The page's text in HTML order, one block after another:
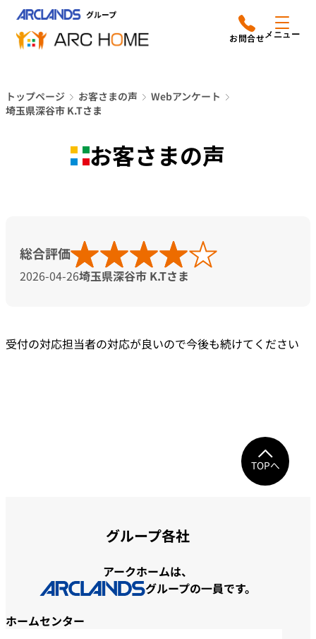
ッ
プ
アークホームについて
施工事例
オーナー向け会員サービス
よくあるご質問
メニュー
営業時間は
平日9時から18時までと
電話をかける
トップページ お客さまの声
Webアンケート
埼玉県深谷市 K.Tさま
お客さまの声
総合評価
2026-04-26埼玉県深谷市 K.Tさま
受付の対応担当者の対応が良いので今後も続けてください
TOPへ
グループ各社
アークホームは、
グループの一員です。
ホームセンター